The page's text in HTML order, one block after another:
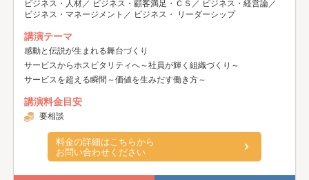
ビジネス・マネージメント／ ビジネス・ リーダーシップ
講演テーマ
感動と伝説が生まれる舞台づくり
サービスからホスピタリティへ～社員が輝く組織づくり～
サービスを超える瞬間～価値を生みだす働き方～
講演料金目安
要相談
料金の詳細はこちらから
お問い合わせください